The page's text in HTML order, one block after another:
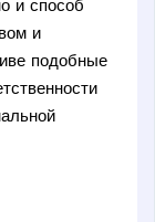
и способ
и
подобные